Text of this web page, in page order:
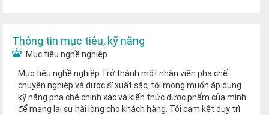
Thông tin mục tiêu, kỹ năng
Mục tiêu nghề nghiệp
Mục tiêu nghề nghiệp Trở thành một nhân viên pha chế
chuyên nghiệp và dược sĩ xuất sắc, tôi mong muốn áp dụng
kỹ năng pha chế chính xác và kiến thức dược phẩm của mình
để mang lại sự hài lòng cho khách hàng. Tôi cam kết duy trì